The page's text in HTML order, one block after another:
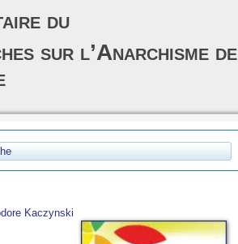
Kaczynski
du
sur l’Anarchisme de